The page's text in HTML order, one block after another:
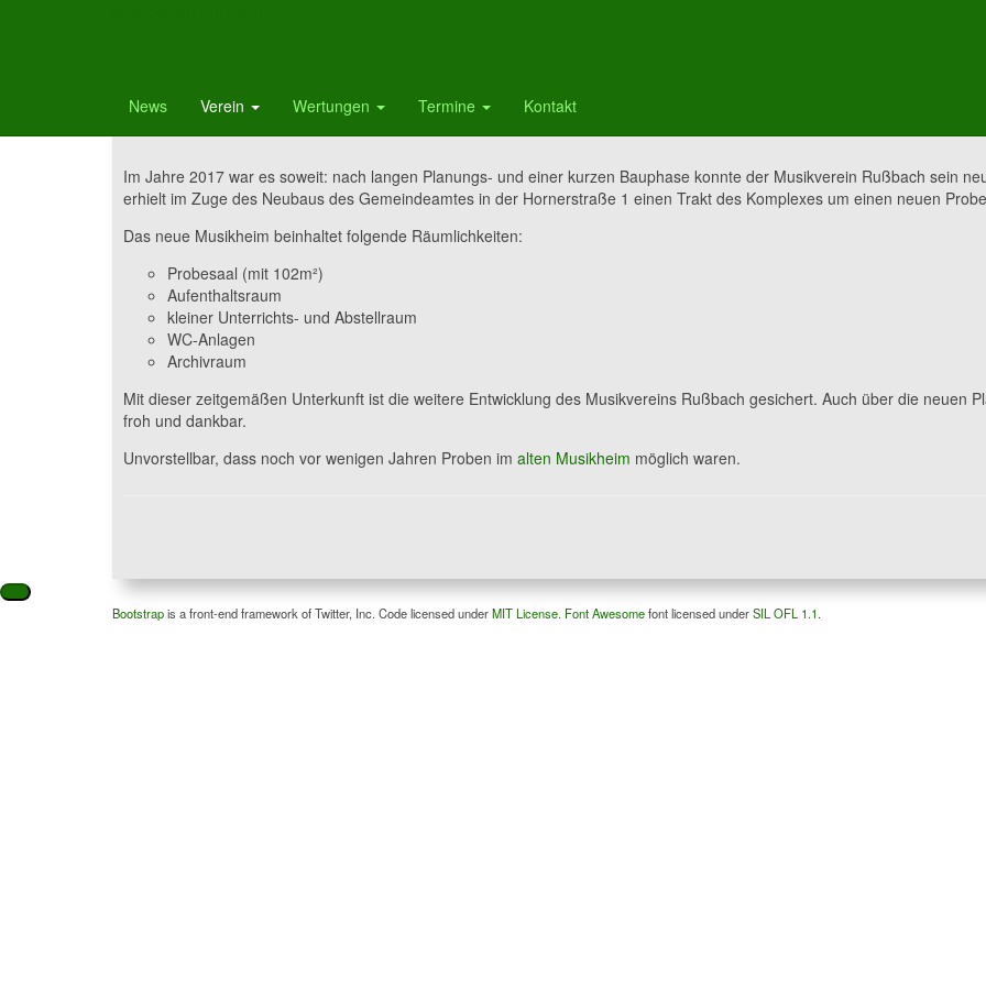
News Verein Wertungen Termine Kontakt
Musikheim neu
Im Jahre 2017 war es soweit: nach langen Planungs- und einer kurzen Bauphase konnte der Musikverein Rußbach sein
erhielt im Zuge des Neubaus des Gemeindeamtes in der Hornerstraße 1 einen Trakt des Komplexes um einen neuen
Das neue Musikheim beinhaltet folgende Räumlichkeiten:
Probesaal (mit 102m²)
Aufenthaltsraum
kleiner Unterrichts- und Abstellraum
WC-Anlagen
Archivraum
Mit dieser zeitgemäßen Unterkunft ist die weitere Entwicklung des Musikvereins Rußbach gesichert. Auch über die neuen
froh und dankbar.
Unvorstellbar, dass noch vor wenigen Jahren Proben im alten Musikheim möglich waren.
Bootstrapis a front-end framework of Twitter, Inc. Code licensed underMIT License. Font Awesomefont licensed underSIL OFL 1.1.